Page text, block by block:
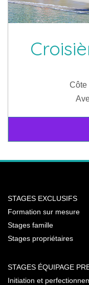
Côte
STAGES EXCLUSIFS
Formation sur mesure
Stages famille
Stages propriétaires
STAGES ÉQUIPAGE
Initiation et